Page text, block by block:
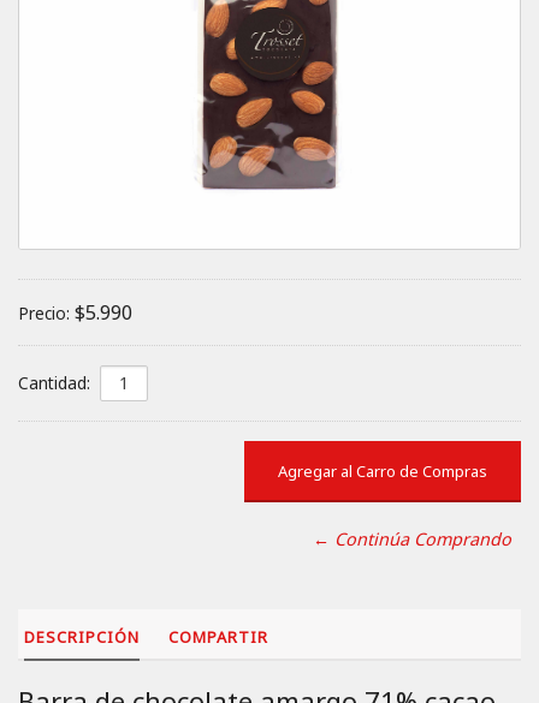
Precio: $5.990
Cantidad:
← Continúa Comprando
DESCRIPCIÓN COMPARTIR